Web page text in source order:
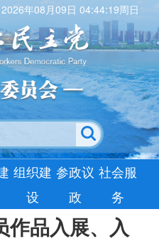
年08月09日 04:44:20周日
组织建
设
参政议
政
社会服
务
作品入展、入